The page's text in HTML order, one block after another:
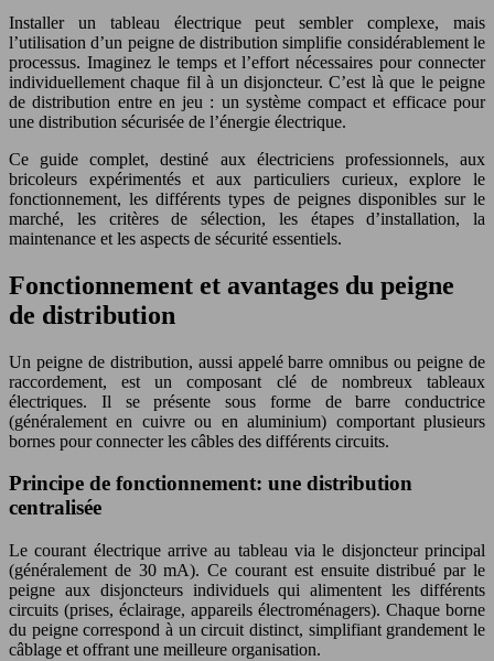
Installer un tableau électrique peut sembler complexe, mais
l’utilisation d’un peigne de distribution simplifie considérablement le
processus. Imaginez le temps et l’effort nécessaires pour connecter
individuellement chaque fil à un disjoncteur. C’est là que le peigne
de distribution entre en jeu : un système compact et efficace pour
une distribution sécurisée de l’énergie électrique.
Ce guide complet, destiné aux électriciens professionnels, aux
bricoleurs expérimentés et aux particuliers curieux, explore le
fonctionnement, les différents types de peignes disponibles sur le
marché, les critères de sélection, les étapes d’installation, la
maintenance et les aspects de sécurité essentiels.
Fonctionnement et avantages du peigne
de distribution
Un peigne de distribution, aussi appelé barre omnibus ou peigne de
raccordement, est un composant clé de nombreux tableaux
électriques. Il se présente sous forme de barre conductrice
(généralement en cuivre ou en aluminium) comportant plusieurs
bornes pour connecter les câbles des différents circuits.
Principe de fonctionnement: une distribution
centralisée
Le courant électrique arrive au tableau via le disjoncteur principal
(généralement de 30 mA). Ce courant est ensuite distribué par le
peigne aux disjoncteurs individuels qui alimentent les différents
circuits (prises, éclairage, appareils électroménagers). Chaque borne
du peigne correspond à un circuit distinct, simplifiant grandement le
câblage et offrant une meilleure organisation.